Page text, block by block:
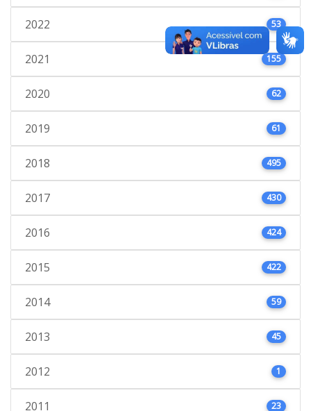
2022 53
2021 155
2020 62
2019 61
2018 495
2017 430
2016 424
2015 422
2014 59
2013 45
2012 1
2011 23